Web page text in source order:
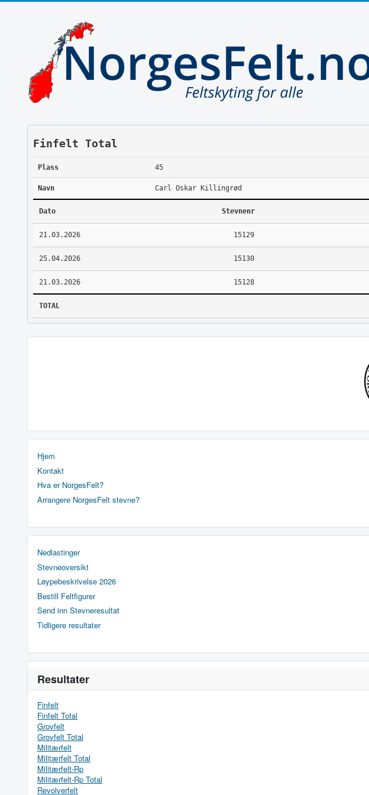
Finfelt Total
Plass 45
Navn Carl Oskar Killingrød
Dato Stevnenr
21.03.2026 15129
25.04.2026 15130
21.03.2026 15128
TOTAL
Hjem
Kontakt
Hva er NorgesFelt?
Arrangere NorgesFelt stevne?
Nedlastinger
Stevneoversikt
Løypebeskrivelse 2026
Bestill Feltfigurer
Send inn Stevneresultat
Tidligere resultater
Resultater
Finfelt
Finfelt Total
Grovfelt
Grovfelt Total
Militærfelt
Militærfelt Total
Militærfelt-Rp
Militærfelt-Rp Total
Revolverfelt